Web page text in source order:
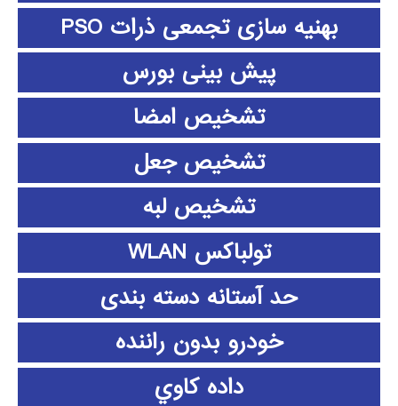
بهنیه سازی تجمعی ذرات PSO
پیش بینی بورس
تشخیص امضا
تشخیص جعل
تشخیص لبه
تولباکس WLAN
حد آستانه دسته بندی
خودرو بدون راننده
داده كاوي